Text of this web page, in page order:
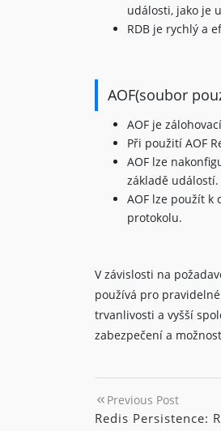
události, jako je
RDB je rychlý a
AOF(soubor
AOF je
Při použití AOF
AOF lze
základě událostí.
AOF lze použít
protokolu.
V závislosti na
používá pro
trvanlivosti a vyšší
zabezpečení a
Previous Post
Redis Persistence: